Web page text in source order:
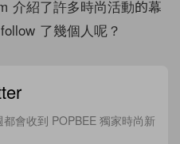
介紹了許多時尚活動的幕
了幾個人呢？
會收到 POPBEE 獨家時尚新